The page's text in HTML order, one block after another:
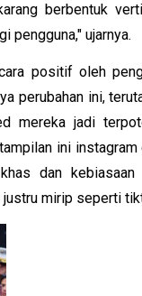
berbentuk
pengguna," ujarnya.
positif oleh
perubahan ini,
mereka jadi
ini
dan kebiasaan
mirip seperti